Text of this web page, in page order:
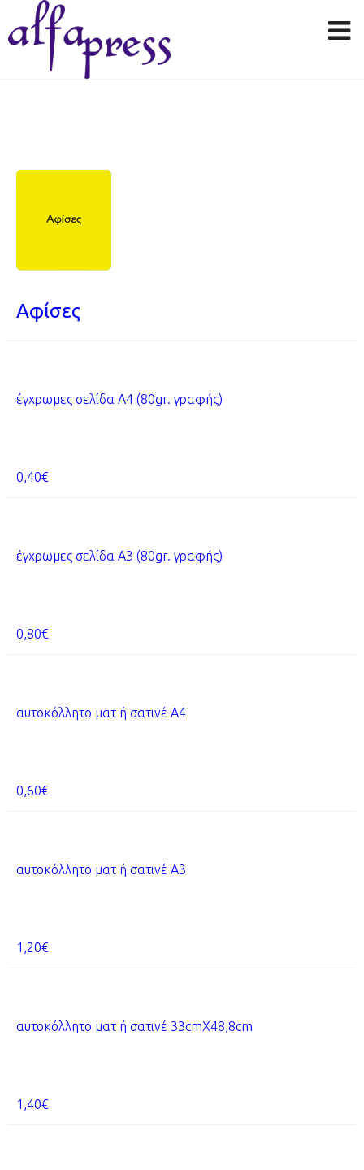
Αφίσες
έγχρωμες σελίδα Α4 (80gr. γραφής)
0,40€
έγχρωμες σελίδα Α3 (80gr. γραφής)
0,80€
αυτοκόλλητο ματ ή σατινέ Α4
0,60€
αυτοκόλλητο ματ ή σατινέ Α3
1,20€
αυτοκόλλητο ματ ή σατινέ 33cmX48,8cm
1,40€